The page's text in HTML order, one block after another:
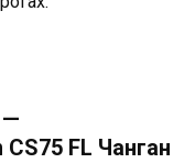
—
FL Чанган